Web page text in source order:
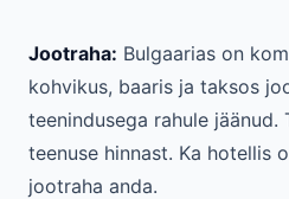
Jootraha: Bulgaarias on
kohvikus, baaris ja taksos
teenindusega rahule jäänud.
teenuse hinnast. Ka hotellis
jootraha anda.